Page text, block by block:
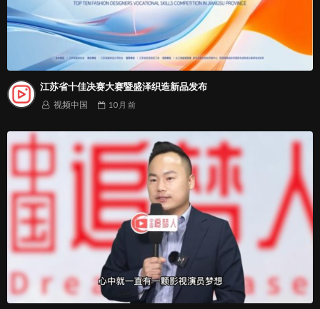
江苏省十佳决赛大赛暨盛泽织造新品发布
视频中国 10 月 前